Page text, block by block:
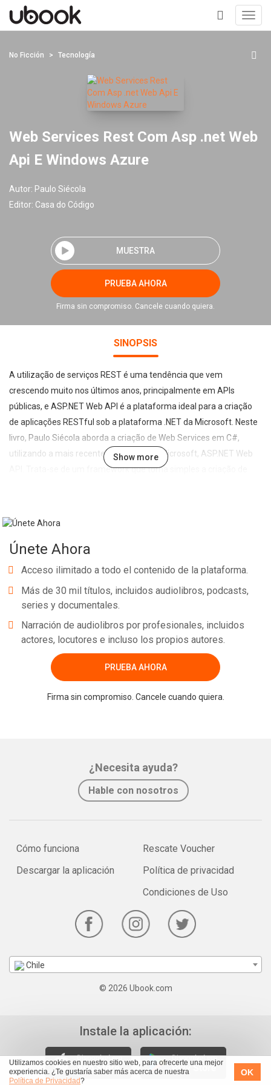
Utilizamos cookies en nuestro sitio web, para ofrecerte una mejor
experiencia. ¿Te gustaría saber más acerca de nuestra
Política de Privacidad?
OK
+
No Ficción Tecnología
Web Services Rest Com Asp .net Web
Api E Windows Azure
Autor: Paulo Siécola
Editor: Casa do Código
MUESTRA
PRUEBA AHORA
Firma sin compromiso. Cancele cuando quiera.
SINOPSIS
A utilização de serviços REST é uma tendência que vem
crescendo muito nos últimos anos, principalmente em APIs
públicas, e ASP.NET Web API é a plataforma ideal para a criação
de aplicações RESTful sob a plataforma .NET da Microsoft. Neste
livro, Paulo Siécola aborda a criação de Web Services em C#,
utilizando a mais recente tecnologia da Microsoft, ASP.NET Web
API. Trata-se de um framework que torna simples a criação de
capaz de acessar recursos através de HTTP. Para hospedagem
será utilizada a plataforma de computação nas nuvens Windows
Show more
Únete Ahora
Acceso ilimitado a todo el contenido de la plataforma.
Más de 30 mil títulos, incluidos audiolibros, podcasts,
series y documentales.
Narración de audiolibros por profesionales, incluidos
actores, locutores e incluso los propios autores.
PRUEBA AHORA
Firma sin compromiso. Cancele cuando quiera.
¿Necesita ayuda?
Hable con nosotros
Cómo funciona
Descargar la aplicación
Rescate Voucher
Política de privacidad
Condiciones de Uso
Chile
© 2026 Ubook.com
Instale la aplicación:
Whatsapp Twitter